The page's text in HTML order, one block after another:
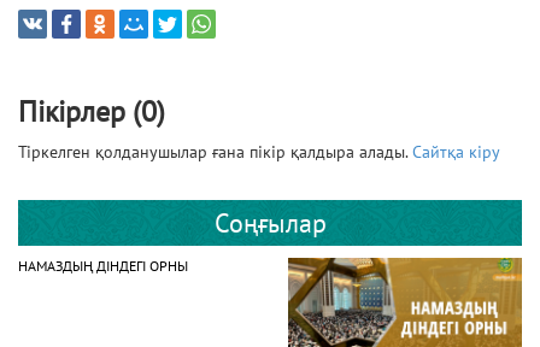
Пікірлер (0)
Тіркелген қолданушылар ғана пікір қалдыра алады.Сайтқа кіру
Соңғылар
НАМАЗДЫҢ ДІНДЕГІ ОРНЫ